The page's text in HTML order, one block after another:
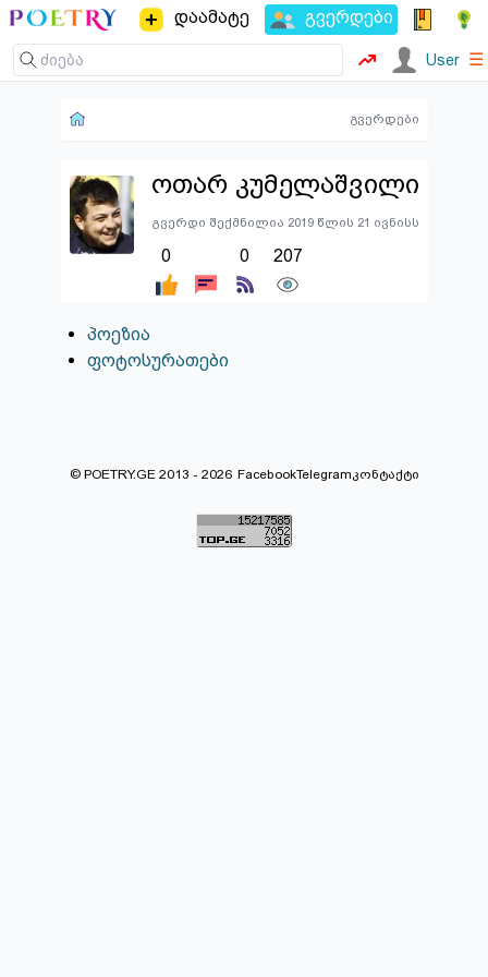
დაამატე გვერდები
User ☰
გვერდები
ოთარ კუმელაშვილი
გვერდი შექმნილია 2019 წლის 21 ივნისს
0 0 207
პოეზია
ფოტოსურათები
© POETRY.GE 2013 - 2026 FacebookTelegramკონტაქტი